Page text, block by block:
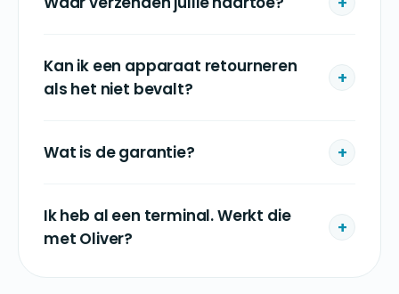
Kan ik een apparaat retourneren
als het niet bevalt?
Wat is de garantie?
Ik heb al een terminal. Werkt die
met Oliver?